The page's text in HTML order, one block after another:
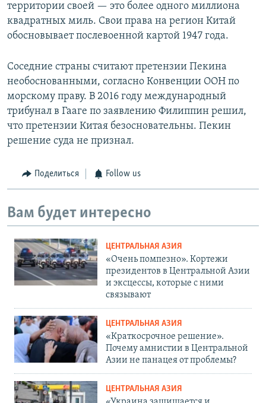
территории своей — это более одного миллиона
квадратных миль. Свои права на регион Китай
обосновывает послевоенной картой 1947 года.
Соседние страны считают претензии Пекина
необоснованными, согласно Конвенции ООН по
морскому праву. В 2016 году международный
трибунал в Гааге по заявлению Филиппин решил,
что претензии Китая безосновательны. Пекин
решение суда не признал.
Поделиться Follow us
Вам будет интересно
ЦЕНТРАЛЬНАЯ АЗИЯ
«Очень помпезно». Кортежи
президентов в Центральной Азии
и эксцессы, которые с ними
связывают
ЦЕНТРАЛЬНАЯ АЗИЯ
«Краткосрочное решение».
Почему амнистии в Центральной
Азии не панацея от проблемы?
ЦЕНТРАЛЬНАЯ АЗИЯ